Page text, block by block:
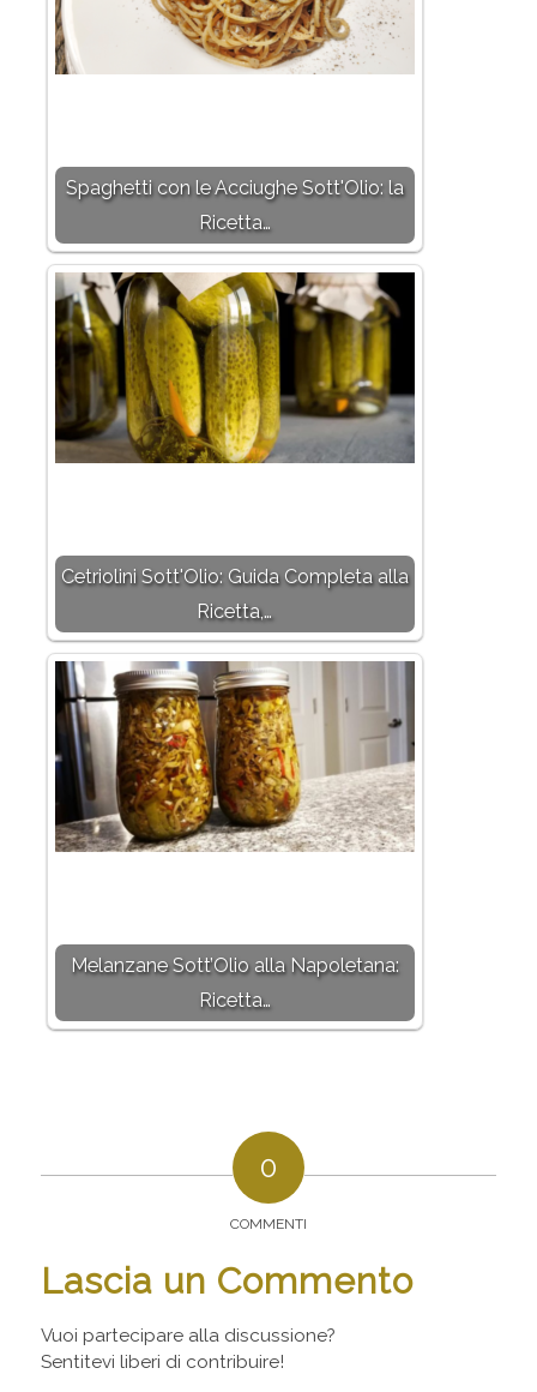
Spaghetti con le Acciughe Sott'Olio: la
Ricetta…
Cetriolini Sott'Olio: Guida Completa alla
Ricetta,…
Melanzane Sott’Olio alla Napoletana:
Ricetta…
0
COMMENTI
Lascia un Commento
Vuoi partecipare alla discussione?
Sentitevi liberi di contribuire!